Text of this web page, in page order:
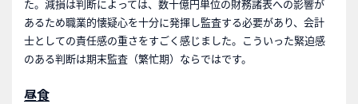
た。減損は判断によっては、数十億円単位の財務諸表への影響が
あるため職業的懐疑心を十分に発揮し監査する必要があり、会計
士としての責任感の重さをすごく感じました。こういった緊迫感
のある判断は期末監査（繁忙期）ならではです。
昼食